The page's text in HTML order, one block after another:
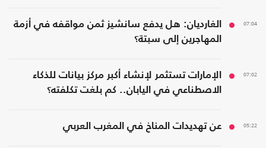
07:04
الغارديان: هل يدفع سانشيز ثمن مواقفه في أزمة
المهاجرين إلى سبتة؟
07:02
الإمارات تستثمر لإنشاء أكبر مركز بيانات للذكاء
الاصطناعي في اليابان.. كم بلغت تكلفته؟
05:22 عن تهديدات المناخ في المغرب العربي